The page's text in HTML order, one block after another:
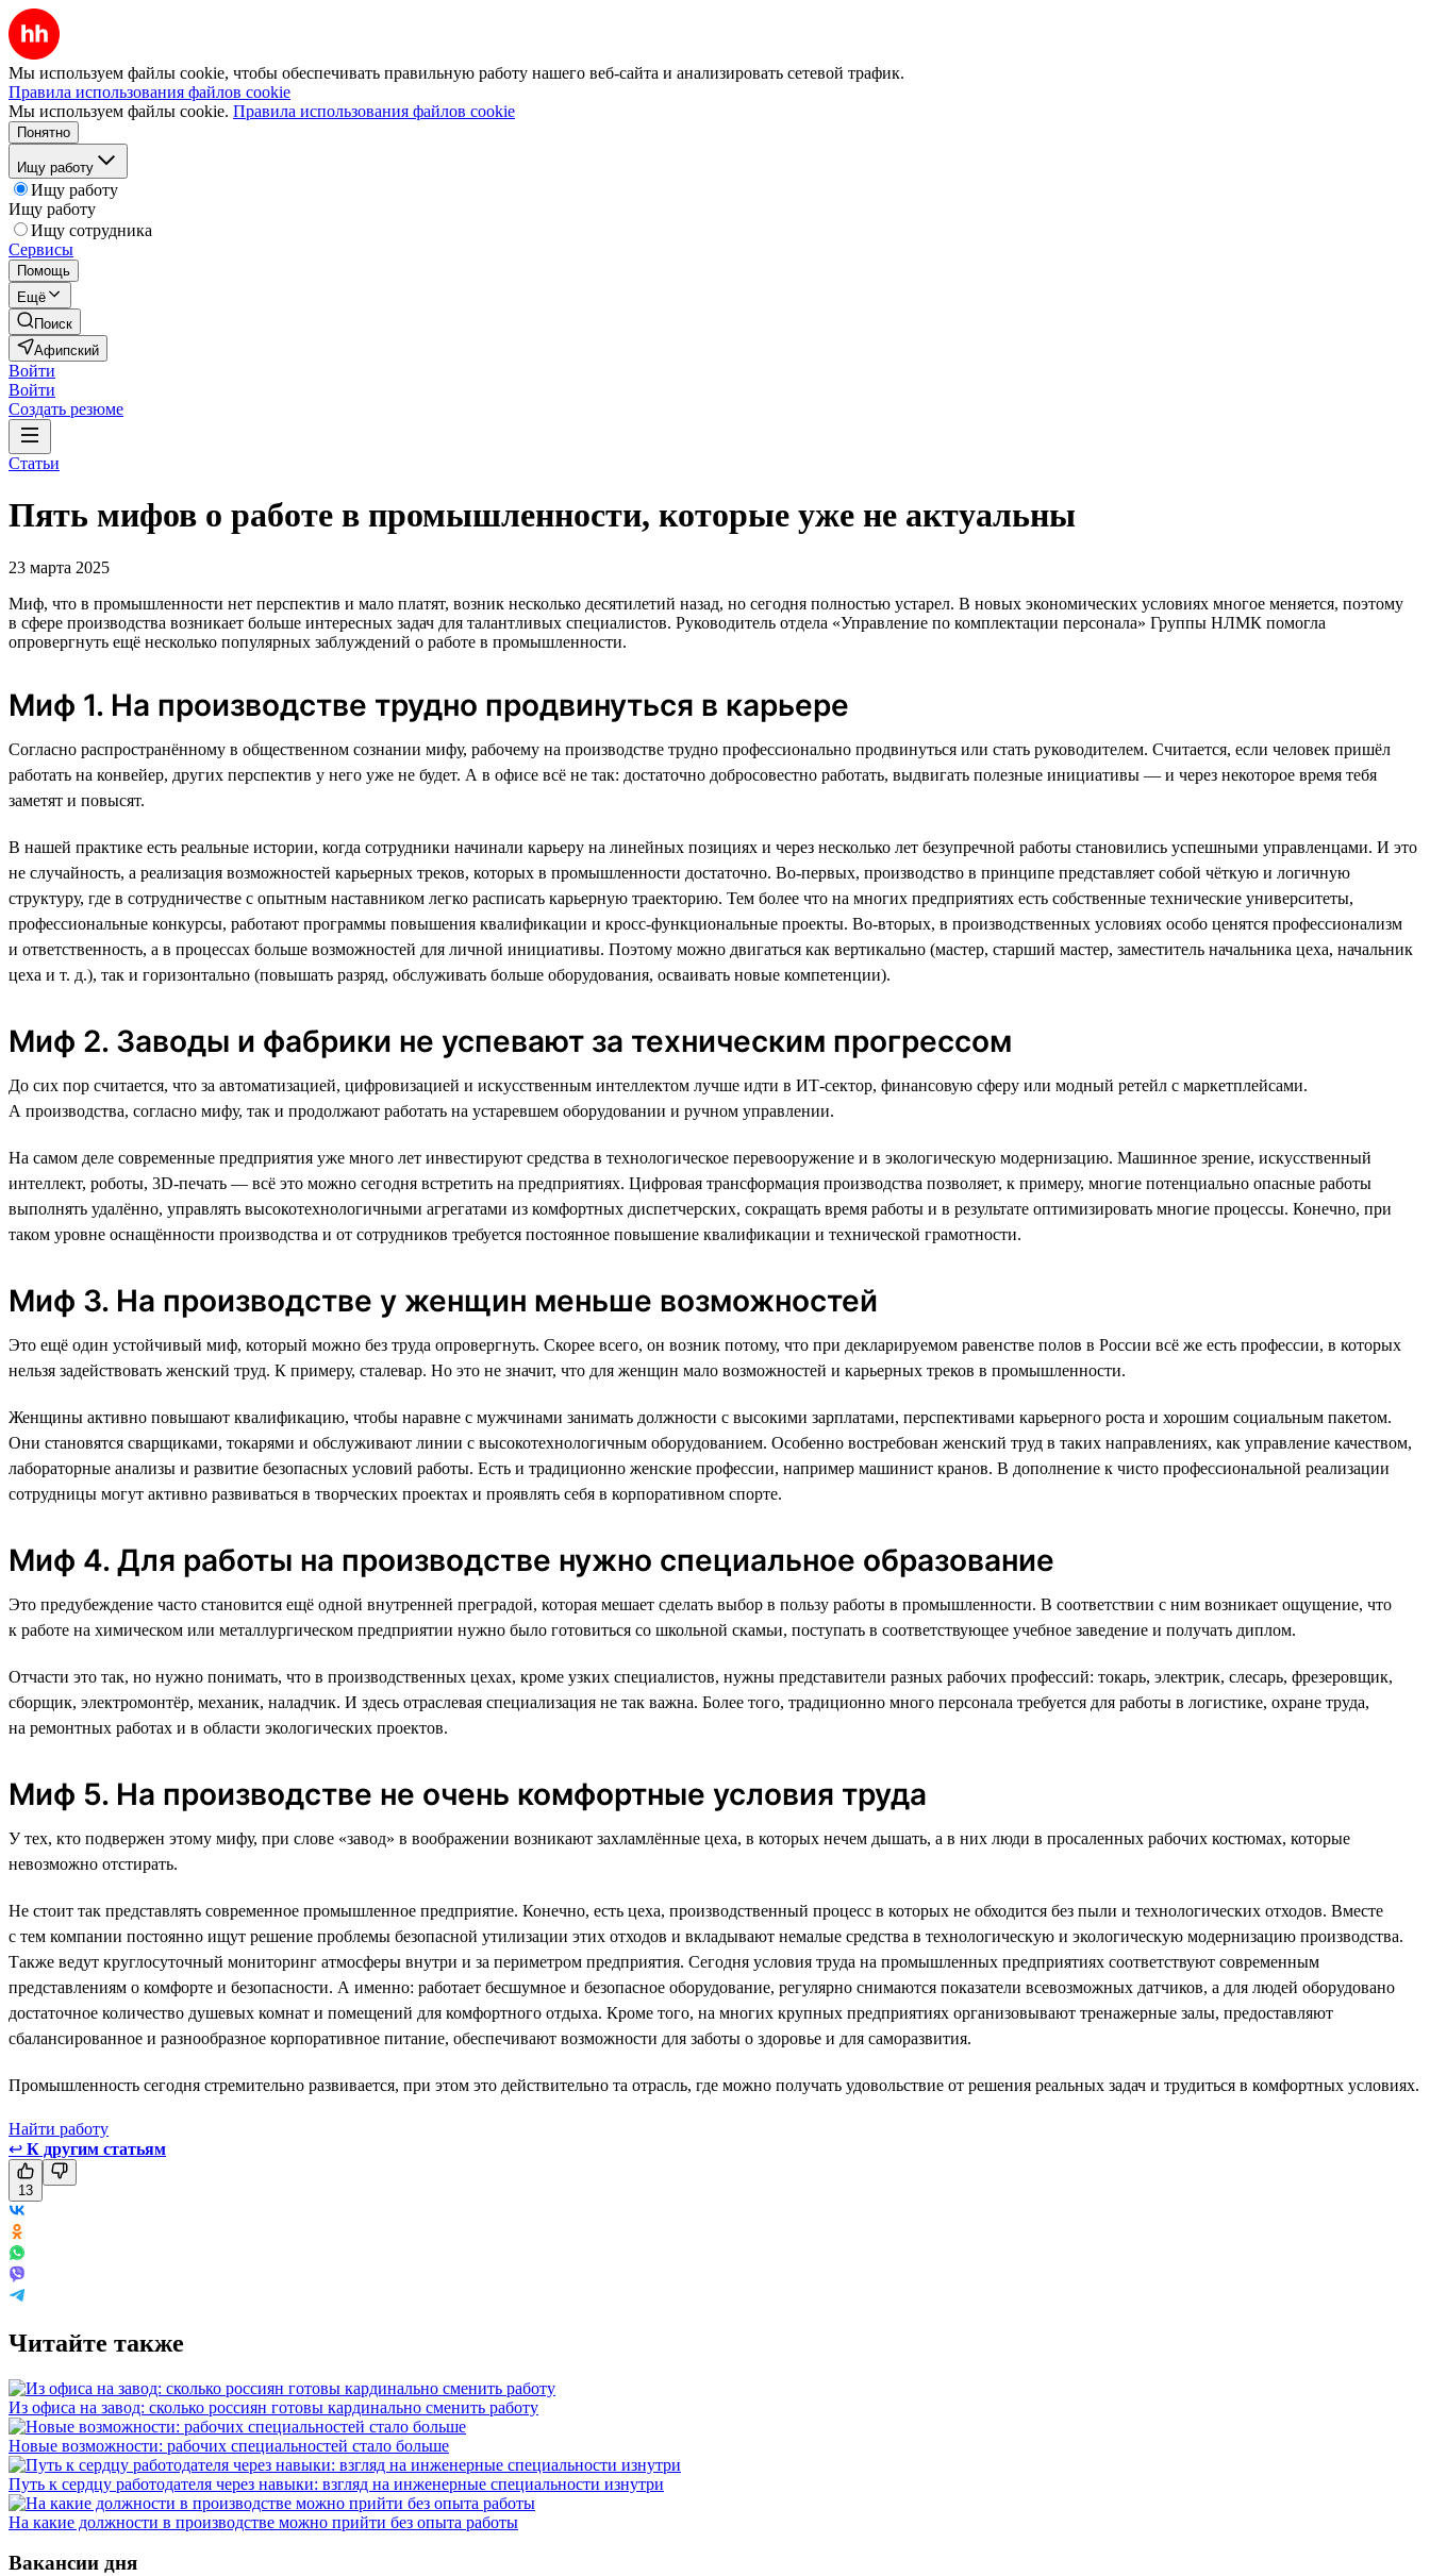
Мы используем файлы cookie, чтобы обеспечивать правильную работу нашего веб-сайта и анализировать сетевой трафик.
Правила использования файлов cookie
Мы используем файлы cookie. Правила использования файлов cookie
Понятно
Ищу работу
Ищу работу
Ищу работу
Ищу сотрудника
Сервисы
Помощь
Ещё
Поиск
Афипский
Войти
Войти
Создать резюме
Статьи
Пять мифов о работе в промышленности, которые уже не актуальны
23 марта 2025
Миф, что в промышленности нет перспектив и мало платят, возник несколько десятилетий назад, но сегодня полностью устарел. В новых экономических условиях многое меняется, поэтому
в сфере производства возникает больше интересных задач для талантливых специалистов. Руководитель отдела «Управление по комплектации персонала» Группы НЛМК помогла
опровергнуть ещё несколько популярных заблуждений о работе в промышленности.
Миф 1. На производстве трудно продвинуться в карьере
Согласно распространённому в общественном сознании мифу, рабочему на производстве трудно профессионально продвинуться или стать руководителем. Считается, если человек пришёл
работать на конвейер, других перспектив у него уже не будет. А в офисе всё не так: достаточно добросовестно работать, выдвигать полезные инициативы — и через некоторое время тебя
заметят и повысят.
В нашей практике есть реальные истории, когда сотрудники начинали карьеру на линейных позициях и через несколько лет безупречной работы становились успешными управленцами. И это
не случайность, а реализация возможностей карьерных треков, которых в промышленности достаточно. Во-первых, производство в принципе представляет собой чёткую и логичную
структуру, где в сотрудничестве с опытным наставником легко расписать карьерную траекторию. Тем более что на многих предприятиях есть собственные технические университеты,
профессиональные конкурсы, работают программы повышения квалификации и кросс-функциональные проекты. Во-вторых, в производственных условиях особо ценятся профессионализм
и ответственность, а в процессах больше возможностей для личной инициативы. Поэтому можно двигаться как вертикально (мастер, старший мастер, заместитель начальника цеха, начальник
цеха и т. д.), так и горизонтально (повышать разряд, обслуживать больше оборудования, осваивать новые компетенции).
Миф 2. Заводы и фабрики не успевают за техническим прогрессом
До сих пор считается, что за автоматизацией, цифровизацией и искусственным интеллектом лучше идти в ИТ-сектор, финансовую сферу или модный ретейл с маркетплейсами.
А производства, согласно мифу, так и продолжают работать на устаревшем оборудовании и ручном управлении.
На самом деле современные предприятия уже много лет инвестируют средства в технологическое перевооружение и в экологическую модернизацию. Машинное зрение, искусственный
интеллект, роботы, 3D-печать — всё это можно сегодня встретить на предприятиях. Цифровая трансформация производства позволяет, к примеру, многие потенциально опасные работы
выполнять удалённо, управлять высокотехнологичными агрегатами из комфортных диспетчерских, сокращать время работы и в результате оптимизировать многие процессы. Конечно, при
таком уровне оснащённости производства и от сотрудников требуется постоянное повышение квалификации и технической грамотности.
Миф 3. На производстве у женщин меньше возможностей
Это ещё один устойчивый миф, который можно без труда опровергнуть. Скорее всего, он возник потому, что при декларируемом равенстве полов в России всё же есть профессии, в которых
нельзя задействовать женский труд. К примеру, сталевар. Но это не значит, что для женщин мало возможностей и карьерных треков в промышленности.
Женщины активно повышают квалификацию, чтобы наравне с мужчинами занимать должности с высокими зарплатами, перспективами карьерного роста и хорошим социальным пакетом.
Они становятся сварщиками, токарями и обслуживают линии с высокотехнологичным оборудованием. Особенно востребован женский труд в таких направлениях, как управление качеством,
лабораторные анализы и развитие безопасных условий работы. Есть и традиционно женские профессии, например машинист кранов. В дополнение к чисто профессиональной реализации
сотрудницы могут активно развиваться в творческих проектах и проявлять себя в корпоративном спорте.
Миф 4. Для работы на производстве нужно специальное образование
Это предубеждение часто становится ещё одной внутренней преградой, которая мешает сделать выбор в пользу работы в промышленности. В соответствии с ним возникает ощущение, что
к работе на химическом или металлургическом предприятии нужно было готовиться со школьной скамьи, поступать в соответствующее учебное заведение и получать диплом.
Отчасти это так, но нужно понимать, что в производственных цехах, кроме узких специалистов, нужны представители разных рабочих профессий: токарь, электрик, слесарь, фрезеровщик,
сборщик, электромонтёр, механик, наладчик. И здесь отраслевая специализация не так важна. Более того, традиционно много персонала требуется для работы в логистике, охране труда,
на ремонтных работах и в области экологических проектов.
Миф 5. На производстве не очень комфортные условия труда
У тех, кто подвержен этому мифу, при слове «завод» в воображении возникают захламлённые цеха, в которых нечем дышать, а в них люди в просаленных рабочих костюмах, которые
невозможно отстирать.
Не стоит так представлять современное промышленное предприятие. Конечно, есть цеха, производственный процесс в которых не обходится без пыли и технологических отходов. Вместе
с тем компании постоянно ищут решение проблемы безопасной утилизации этих отходов и вкладывают немалые средства в технологическую и экологическую модернизацию производства.
Также ведут круглосуточный мониторинг атмосферы внутри и за периметром предприятия. Сегодня условия труда на промышленных предприятиях соответствуют современным
представлениям о комфорте и безопасности. А именно: работает бесшумное и безопасное оборудование, регулярно снимаются показатели всевозможных датчиков, а для людей оборудовано
достаточное количество душевых комнат и помещений для комфортного отдыха. Кроме того, на многих крупных предприятиях организовывают тренажерные залы, предоставляют
сбалансированное и разнообразное корпоративное питание, обеспечивают возможности для заботы о здоровье и для саморазвития.
Промышленность сегодня стремительно развивается, при этом это действительно та отрасль, где можно получать удовольствие от решения реальных задач и трудиться в комфортных условиях.
Найти работу
↩ К другим статьям
13
Читайте также
Из офиса на завод: сколько россиян готовы кардинально сменить работу
Новые возможности: рабочих специальностей стало больше
Путь к сердцу работодателя через навыки: взгляд на инженерные специальности изнутри
На какие должности в производстве можно прийти без опыта работы
Вакансии дня